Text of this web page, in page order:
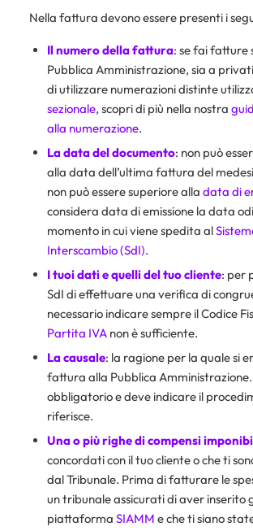
Nella fattura devono essere presenti i
Il numero della fattura: se fai fatture
Pubblica Amministrazione, sia a
di utilizzare numerazioni distinte
sezionale, scopri di più nella nostra
alla numerazione.
La data del documento: non può
alla data dell’ultima fattura del
non può essere superiore alla data di
considera data di emissione la data
momento in cui viene spedita al
Interscambio (SdI).
I tuoi dati e quelli del tuo cliente: per
SdI di effettuare una verifica di
necessario indicare sempre il Codice
Partita IVAnon è sufficiente.
La causale: la ragione per la quale si
fattura alla Pubblica
obbligatorio e deve indicare il
riferisce.
Una o più righe di compensi
concordati con il tuo cliente o che ti
dal Tribunale. Prima di fatturare le
un tribunale assicurati di aver inserito
piattaforma SIAMM e che ti siano